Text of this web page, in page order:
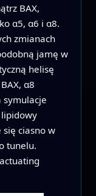
BAX,
α5, α6 i α8.
zmianach
jamę w
helisę
α8
symulacje
lipidowy
się ciasno w
tunelu.